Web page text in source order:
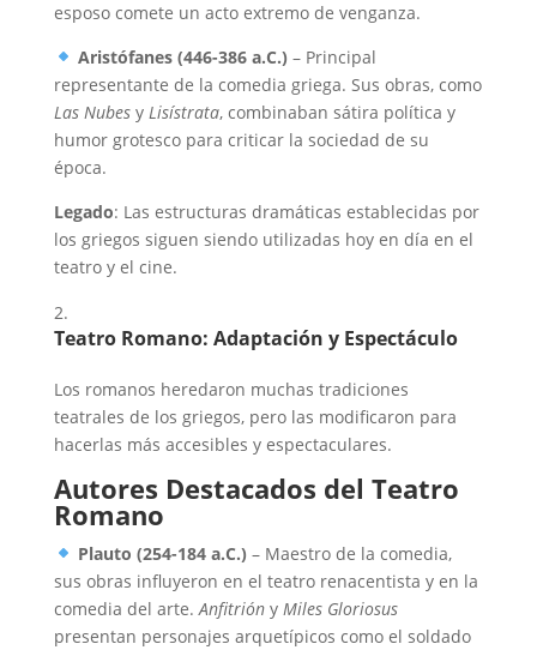
esposo comete un acto extremo de venganza.
Aristófanes (446-386 a.C.) – Principal
representante de la comedia griega. Sus obras, como
Las Nubesy Lisístrata, combinaban sátira política y
humor grotesco para criticar la sociedad de su
época.
Legado: Las estructuras dramáticas establecidas por
los griegos siguen siendo utilizadas hoy en día en el
teatro y el cine.
Teatro Romano: Adaptación y Espectáculo
Los romanos heredaron muchas tradiciones
teatrales de los griegos, pero las modificaron para
hacerlas más accesibles y espectaculares.
Autores Destacados del Teatro
Romano
Plauto (254-184 a.C.) – Maestro de la comedia,
sus obras influyeron en el teatro renacentista y en la
comedia del arte.Anfitrióny Miles Gloriosus
presentan personajes arquetípicos como el soldado